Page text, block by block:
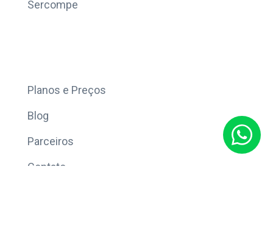
Sercompe
Planos e Preços
Blog
Parceiros
Contato